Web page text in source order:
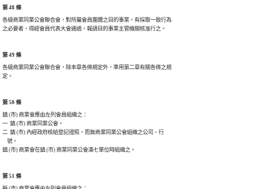
第 48 條
各級商業同業公會聯合會，對所屬會員團體之目的事業，有採取一致行為
之必要者，得經會員代表大會通過，報請目的事業主管機關核准行之。
第 49 條
各級商業同業公會聯合會，除本章各條規定外，準用第二章有關各條之規
定。
第 50 條
鎮 (市) 商業會應由左列會員組織之：
一  鎮 (市) 商業同業公會。
二  鎮 (市) 內經政府核給登記證照，而無商業同業公會組織之公司、行
    號。
鎮 (市) 商業會在鎮 (市) 商業同業公會滿七單位時組織之。
第 51 條